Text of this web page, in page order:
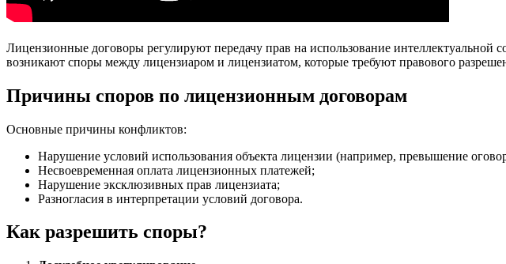
Лицензионные договоры регулируют передачу прав на использование интеллектуальной
возникают споры между лицензиаром и лицензиатом, которые требуют правового
Причины споров по лицензионным договорам
Основные причины конфликтов:
Нарушение условий использования объекта лицензии (например, превышение
Несвоевременная оплата лицензионных платежей;
Нарушение эксклюзивных прав лицензиата;
Разногласия в интерпретации условий договора.
Как разрешить споры?